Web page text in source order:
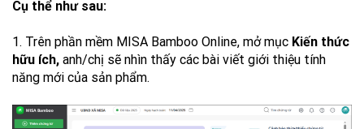
Cụ thể như sau:
1. Trên phần mềm MISA Bamboo Online, mở mục Kiến thức
hữu ích, anh/chị sẽ nhìn thấy các bài viết giới thiệu tính
năng mới của sản phẩm.